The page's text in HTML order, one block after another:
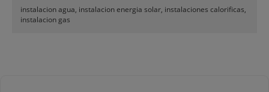
instalacion agua, instalacion energia solar, instalaciones calorificas,
instalacion gas